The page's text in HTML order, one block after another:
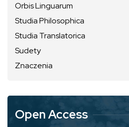
Orbis Linguarum
Studia Philosophica
Studia Translatorica
Sudety
Znaczenia
Open Access